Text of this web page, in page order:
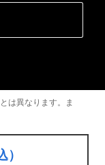
は異なります。ま